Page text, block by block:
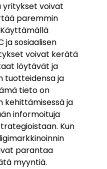
yritykset voivat
paremmin
ja sosiaalisen
voivat kerätä
löytävät ja
tuotteidensa ja
tieto on
kehittämisessä ja
informoituja
Kun
parantaa
myyntiä.